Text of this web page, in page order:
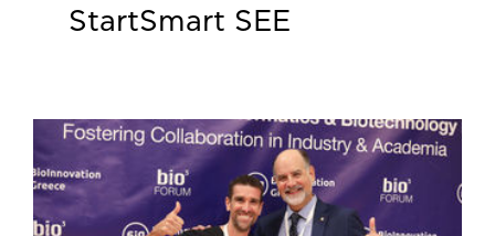
StartSmart SEE